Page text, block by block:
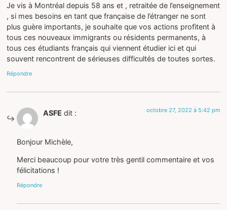
Je vis à Montréal depuis 58 ans et , retraitée de l’enseignement
, si mes besoins en tant que française de l’étranger ne sont
plus guère importants, je souhaite que vos actions profitent à
tous ces nouveaux immigrants ou résidents permanents, à
tous ces étudiants français qui viennent étudier ici et qui
souvent rencontrent de sérieuses difficultés de toutes sortes.
Répondre
ASFE dit : octobre 27, 2022 à 5:42 pm
Bonjour Michèle,
Merci beaucoup pour votre très gentil commentaire et vos
félicitations !
Répondre